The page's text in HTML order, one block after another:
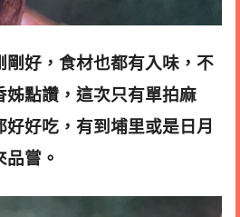
剛好，食材也都有入味，不
姊點讚，這次只有單拍麻
好吃，有到埔里或是日月
嘗。